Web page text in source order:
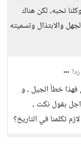
نحبه، لكن هناك
والابتذال وتسميته
خطأ الجيل ، و
بقول نكت ،
تكلمنا في التاريخ؟